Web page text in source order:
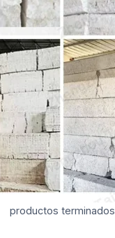
productos terminados